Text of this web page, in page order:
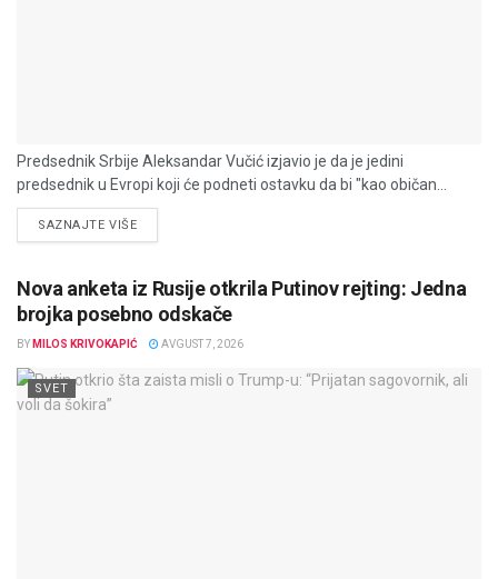
Predsednik Srbije Aleksandar Vučić izjavio je da je jedini
predsednik u Evropi koji će podneti ostavku da bi "kao običan...
SAZNAJTE VIŠEDETAILS
Nova anketa iz Rusije otkrila Putinov rejting: Jedna
brojka posebno odskače
BY MILOS KRIVOKAPIĆ AVGUST 7, 2026
SVET